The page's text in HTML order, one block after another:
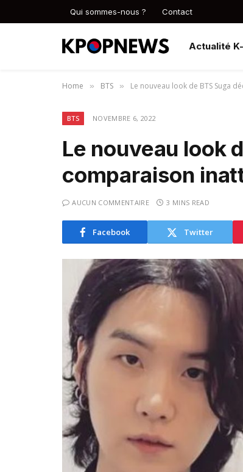
Qui sommes-nous ? Contact
Actualité
Home » BTS » Le nouveau look de BTS Suga
BTS NOVEMBRE 6, 2022
Le nouveau look
comparaison
AUCUN COMMENTAIRE 3 MINS READ
Facebook Twitter